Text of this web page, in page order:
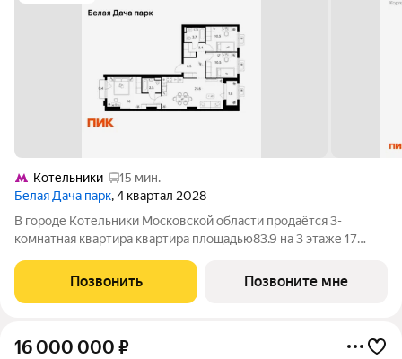
Котельники
15 мин.
Белая Дача парк, 4 квартал 2028
В городе Котельники Московской области продаётся 3-
комнатная квартира квартира площадью83.9 на 3 этаже 17
Дача парк». Удобное расположение 7 минут на автомобиле до
станции метро «Котельники»
Позвонить Позвоните мне
16 000 000 ₽